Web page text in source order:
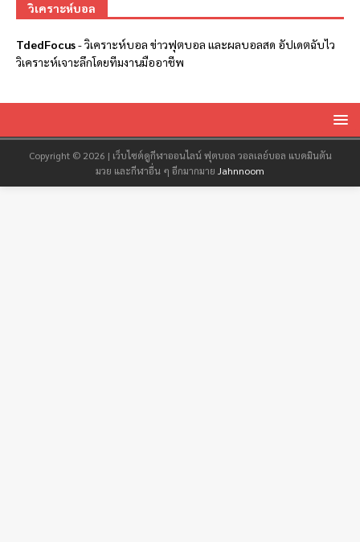
วิเคราะห์บอล
TdedFocus-วิเคราะห์บอล ข่าวฟุตบอล และผลบอลสด อัปเดตฉับไว
วิเคราะห์เจาะลึกโดยทีมงานมืออาชีพ
Copyright © 2026 | เว็บไซต์ดูกีฬาออนไลน์ ฟุตบอล วอลเลย์บอล แบดมินตัน
มวย และกีฬาอื่น ๆ อีกมากมาย Jahnnoom